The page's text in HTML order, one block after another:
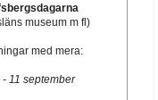
museum m fl)
med mera:
11 september